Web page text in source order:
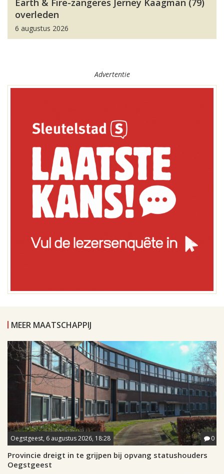
Earth & Fire-zangeres Jerney Kaagman (79)
overleden
6 augustus 2026
Advertentie
MEER MAATSCHAPPIJ
Oegstgeest, 6 augustus 2026, 18:28 0
Provincie dreigt in te grijpen bij opvang statushouders
Oegstgeest